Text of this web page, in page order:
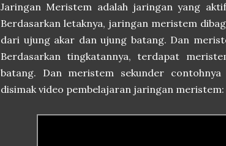
Jaringan Meristem adalah jaringan yang
Berdasarkan letaknya, jaringan meristem
dari ujung akar dan ujung batang. Dan
Berdasarkan tingkatannya, terdapat
batang. Dan meristem sekunder
disimak video pembelajaran jaringan meristem: